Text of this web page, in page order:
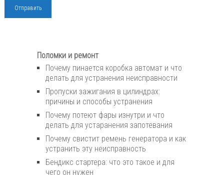
Поломки и ремонт
Почему пинается коробка автомат и что
делать для устранения неисправности
Пропуски зажигания в цилиндрах:
причины и способы устранения
Почему потеют фары изнутри и что
делать для устаранения запотевания
Почему свистит ремень генератора и как
устранить эту неисправность
Бендикс стартера: что это такое и для
чего он нужен